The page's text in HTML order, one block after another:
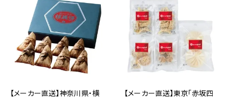
【メーカー直送】神奈川県・横
【メーカー直送】東京「赤坂四